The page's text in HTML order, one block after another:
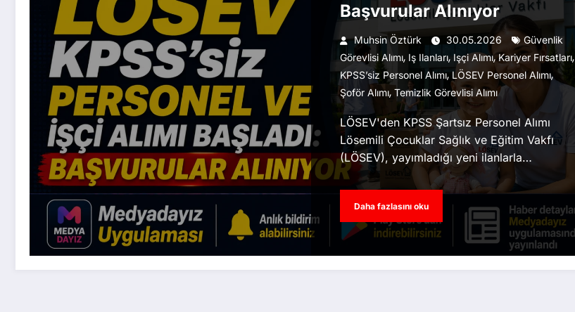
Başvurular Alınıyor
Muhsin Öztürk 30.05.2026
Güvenlik
Görevlisi Alımı, Iş Ilanları, Işçi Alımı,Kariyer Fırsatları,
KPSS’siz Personel Alımı, LÖSEV Personel Alımı,
Şoför Alımı, Temizlik Görevlisi Alımı
LÖSEV'den KPSS Şartsız Personel Alımı
Lösemili Çocuklar Sağlık ve Eğitim Vakfı
(LÖSEV), yayımladığı yeni ilanlarla…
Daha fazlasını oku